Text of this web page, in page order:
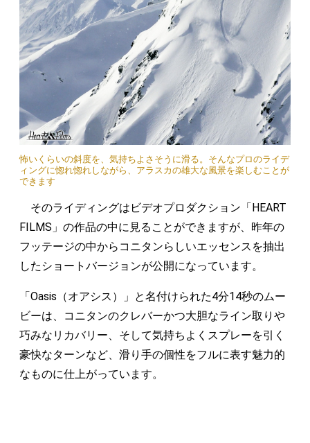
怖いくらいの斜度を、気持ちよさそうに滑る。そんなプロのライデ
ィングに惚れ惚れしながら、アラスカの雄大な風景を楽しむことが
できます
そのライディングはビデオプロダクション「HEART
FILMS」の作品の中に見ることができますが、昨年の
フッテージの中からコニタンらしいエッセンスを抽出
したショートバージョンが公開になっています。
「Oasis（オアシス）」と名付けられた4分14秒のムー
ビーは、コニタンのクレバーかつ大胆なライン取りや
巧みなリカバリー、そして気持ちよくスプレーを引く
豪快なターンなど、滑り手の個性をフルに表す魅力的
なものに仕上がっています。